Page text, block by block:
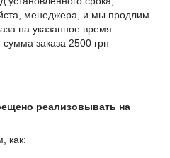
менеджера, и мы продлим
на указанное время.
заказа 2500 грн
реализовывать на
как: